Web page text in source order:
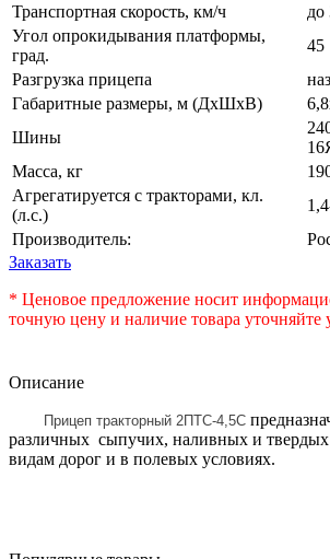
Транспортная скорость, км/ч
до
Угол опрокидывания платформы,
град.
45
Разгрузка прицепа
Габаритные размеры, м (ДхШхВ)
Шины
Масса, кг
Агрегатируется с тракторами, кл.
(л.с.)
Производитель:
Заказать
* Ценовое предложение носит
точную цену и наличие товара уточняйте
Описание
Прицеп тракторный 2ПТС-4,5С
различных сыпучих, наливных и твердых
видам дорог и в полевых условиях.